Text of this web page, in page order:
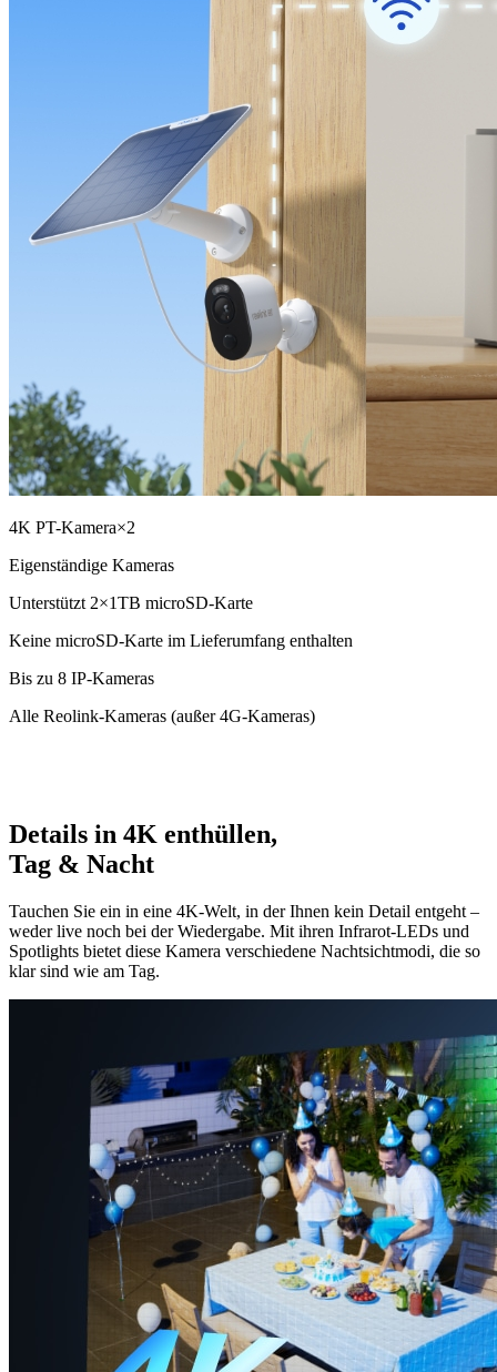
4K PT-Kamera×2
Eigenständige Kameras
Unterstützt 2×1TB microSD-Karte
Keine microSD-Karte im Lieferumfang enthalten
Bis zu 8 IP-Kameras
Alle Reolink-Kameras (außer 4G-Kameras)
Details in 4K enthüllen,
Tag & Nacht
Tauchen Sie ein in eine 4K-Welt, in der Ihnen kein Detail entgeht –
weder live noch bei der Wiedergabe. Mit ihren Infrarot-LEDs und
Spotlights bietet diese Kamera verschiedene Nachtsichtmodi, die so
klar sind wie am Tag.